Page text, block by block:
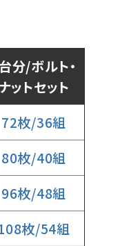
分/ボルト・
ナットセット
72枚/36組
80枚/40組
96枚/48組
枚/54組